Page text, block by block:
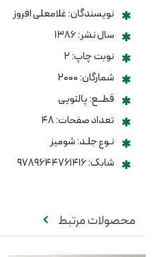
نویسندگان: غلامعلی افروز
سال نشر: ۱۳۸۶
نوبت چاپ: ۲
شمارگان: ۲۰۰۰
قطــع: پالتویی
تعداد صفحات: ۴۸
نـوع جلـد: شومیز
شابک: ۹۷۸۹۶۴۴۷۶۱۴۱۶
محصولات مرتبط